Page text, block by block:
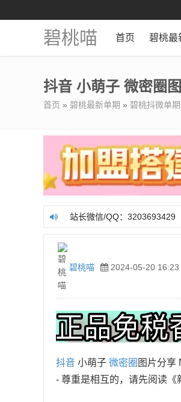
碧桃喵 首页 碧桃最
抖音 小萌子 微密圈
首页 » 碧桃最新单期 » 碧桃抖微单期
站长微信/QQ：3203693429
碧桃喵 2024-05-20 16:23
抖音 小萌子 微密圈 图片分享
- 尊重是相互的，请先阅读《